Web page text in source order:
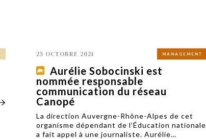
25 OCTOBRE 2021 MANAGEMENT
Aurélie Sobocinski est
nommée responsable
communication du réseau
Canopé
La direction Auvergne-Rhône-Alpes de cet
organisme dépendant de l’Éducation nationale
a fait appel à une journaliste. Aurélie